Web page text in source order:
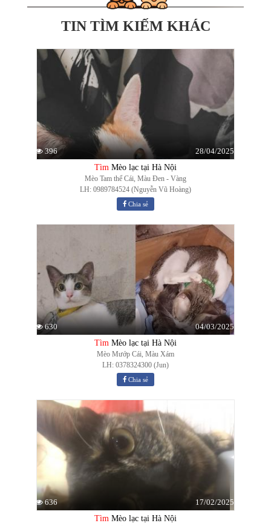
TIN TÌM KIẾM KHÁC
396
28/04/2025
Tìm Mèo lạc tại Hà Nội
Mèo Tam thể Cái, Màu Đen - Vàng
LH: 0989784524 (Nguyễn Vũ Hoàng)
Chia sẻ
630
04/03/2025
Tìm Mèo lạc tại Hà Nội
Mèo Mướp Cái, Màu Xám
LH: 0378324300 (Jun)
Chia sẻ
636
17/02/2025
Tìm Mèo lạc tại Hà Nội